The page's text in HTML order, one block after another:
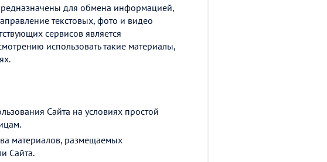
для обмена информацией,
текстовых, фото и видео
сервисов является
использовать такие материалы,
Сайта на условиях простой
материалов, размещаемых
Сайта.